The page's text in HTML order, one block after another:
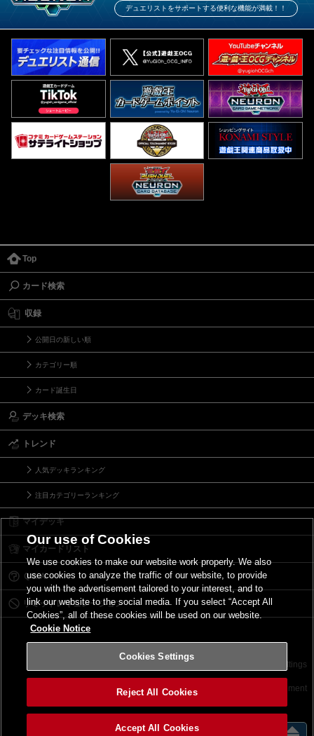
デュエリストをサポートする便利な機能が満載！！
Top
カード検索
収録
公開日の新しい順
カテゴリー順
カード誕生日
デッキ検索
トレンド
人気デッキランキング
注目カテゴリーランキング
マイデッキ
マイカードリスト
Ｑ＆Ａ
リミットレギュレーション
サイトポリシー Cookies Settings
©2026 Konami Digital Entertainment
Our use of Cookies
We use cookies to make our website work properly. We also
use cookies to analyze the traffic of our website, to provide
you with the advertisement tailored to your interest, and to
link our website to the social media. If you select “Accept All
Cookies”, all of these cookies will be used on our website.
Cookie Notice
Cookies Settings
Reject All Cookies
Accept All Cookies